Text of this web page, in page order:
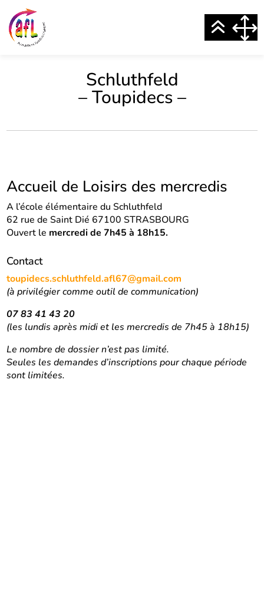
Schluthfeld
– Toupidecs –
Accueil de Loisirs des mercredis
A l’école élémentaire du Schluthfeld
62 rue de Saint Dié 67100 STRASBOURG
Ouvert le mercredi de 7h45 à 18h15.
Contact
toupidecs.schluthfeld.afl67@gmail.com
(à privilégier comme outil de communication)
07 83 41 43 20
(les lundis après midi et les mercredis de 7h45 à 18h15)
Le nombre de dossier n’est pas limité.
Seules les demandes d’inscriptions pour chaque période
sont limitées.